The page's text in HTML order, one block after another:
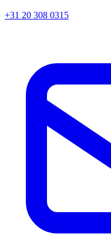
+31 20 308 0315